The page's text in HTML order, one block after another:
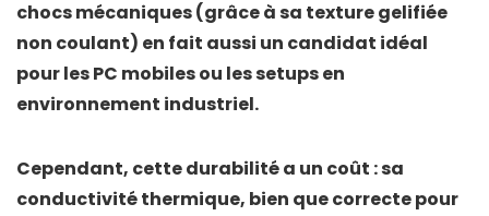
chocs mécaniques (grâce à sa texture gelifiée
non coulant) en fait aussi un candidat idéal
pour les PC mobiles ou les setups en
environnement industriel.
Cependant, cette durabilité a un coût : sa
conductivité thermique, bien que correcte pour